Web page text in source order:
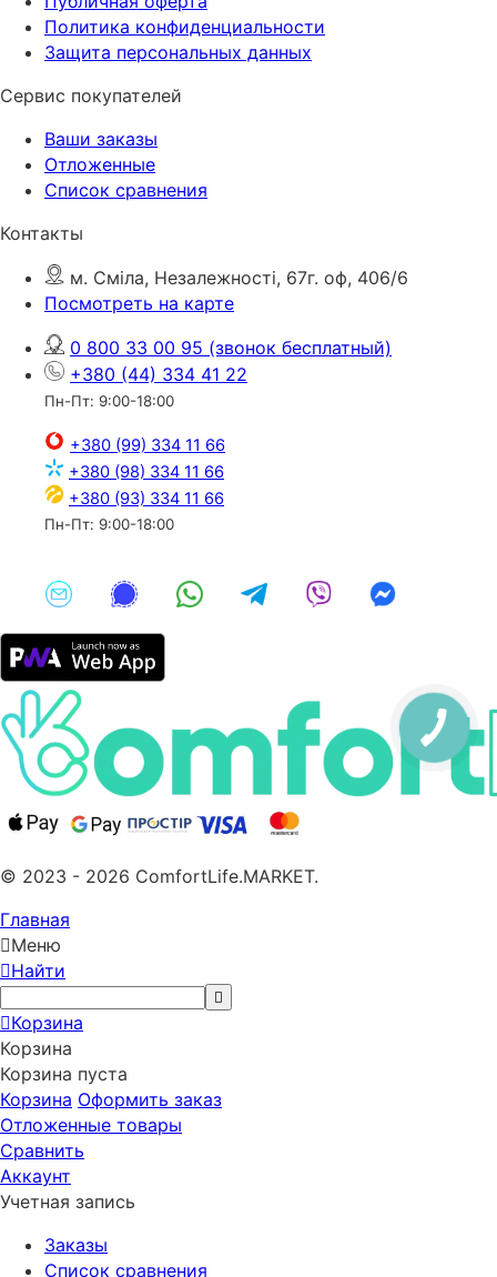
Политика конфиденциальности
Защита персональных данных
Сервис покупателей
Ваши заказы
Отложенные
Список сравнения
Контакты
м. Сміла, Незалежності, 67г. оф, 406/6
Посмотреть на карте
0 800 33 00 95 (звонок бесплатный)
+380 (44) 334 41 22
Пн-Пт: 9:00-18:00
+380 (99) 334 11 66
+380 (98) 334 11 66
+380 (93) 334 11 66
Пн-Пт: 9:00-18:00
© 2023 - 2026 ComfortLife.MARKET.
Главная
Меню
Найти
Корзина
Корзина
Корзина пуста
Корзина Оформить заказ
Отложенные товары
Сравнить
Аккаунт
Учетная запись
Заказы
Список сравнения